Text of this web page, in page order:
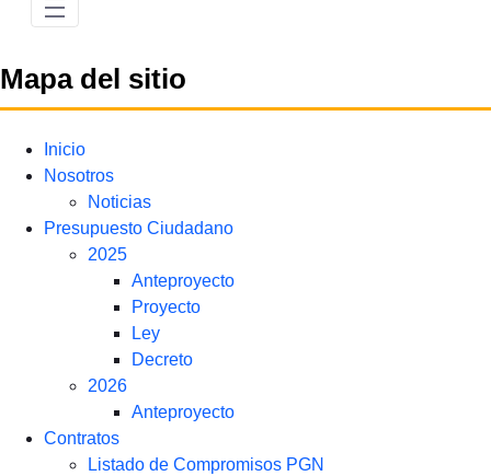
Mapa del sitio
Inicio
Nosotros
Noticias
Presupuesto Ciudadano
2025
Anteproyecto
Proyecto
Ley
Decreto
2026
Anteproyecto
Contratos
Listado de Compromisos PGN